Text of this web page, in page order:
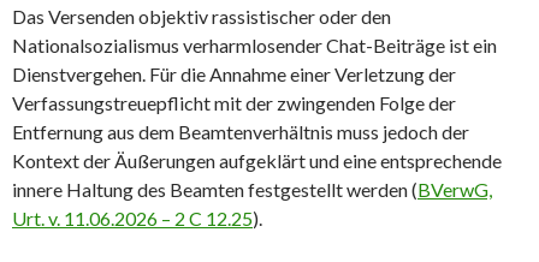
Das Versenden objektiv rassistischer oder den
Nationalsozialismus verharmlosender Chat-Beiträge ist ein
Dienstvergehen. Für die Annahme einer Verletzung der
Verfassungstreuepflicht mit der zwingenden Folge der
Entfernung aus dem Beamtenverhältnis muss jedoch der
Kontext der Äußerungen aufgeklärt und eine entsprechende
innere Haltung des Beamten festgestellt werden (BVerwG,
Urt. v. 11.06.2026 – 2 C 12.25).